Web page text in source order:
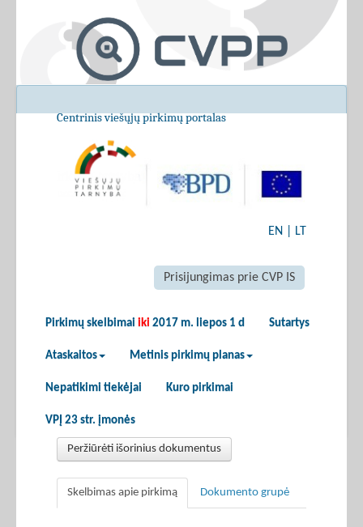
Centrinis viešųjų pirkimų portalas
EN LT
Prisijungimas prie CVP IS
Pirkimų skelbimai iki 2017 m. liepos 1 d Sutartys
Ataskaitos Metinis pirkimų planas
Nepatikimi tiekėjai Kuro pirkimai
VPĮ 23 str. įmonės
Peržiūrėti išorinius dokumentus
Skelbimas apie pirkimą Dokumento grupė